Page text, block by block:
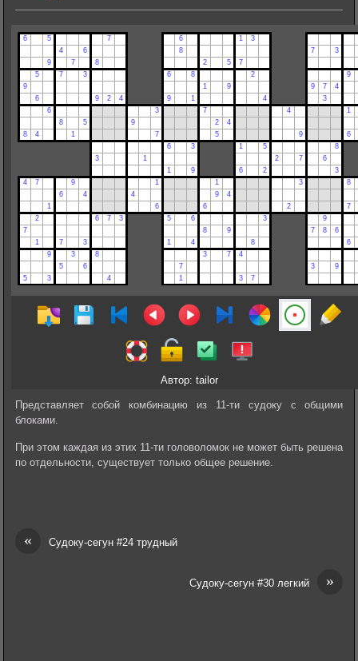
Автор: tailor
Представляет собой комбинацию из 11-ти судоку с общими
блоками.
При этом каждая из этих 11-ти головоломок не может быть решена
по отдельности, существует только общее решение.
« Судоку-сегун #24 трудный
»
Судоку-сегун #30 легкий